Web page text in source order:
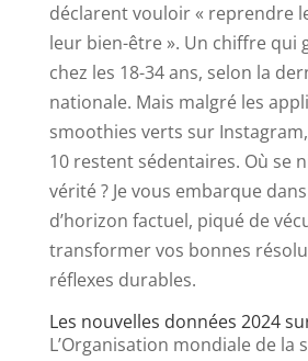
déclarent vouloir « reprendre
leur bien-être ». Un chiffre qui
chez les 18-34 ans, selon la
nationale. Mais malgré les
smoothies verts sur
10 restent sédentaires. Où se
vérité ? Je vous embarque
d’horizon factuel, piqué de
transformer vos bonnes
réflexes durables.
Les nouvelles données 2024
L’Organisation mondiale de la